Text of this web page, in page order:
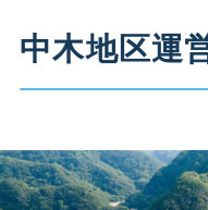
中木地区運